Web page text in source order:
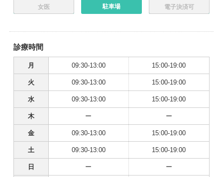
女医 駐車場 電子決済可
診療時間
月 09:30-13:00 15:00-19:00
火 09:30-13:00 15:00-19:00
水 09:30-13:00 15:00-19:00
木 ー ー
金 09:30-13:00 15:00-19:00
土 09:30-13:00 15:00-19:00
日 ー ー